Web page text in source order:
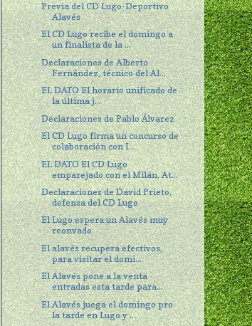
Previa del CD Lugo-Deportivo
Alavés
El CD Lugo recibe el domingo a
un finalista de la ...
Declaraciones de Alberto
Fernández, técnico del Al...
EL DATO El horario unificado de
la última j...
Declaraciones de Pablo Álvarez
El CD Lugo firma un concurso de
colaboración con I...
EL DATO El CD Lugo
emparejado con el Milán, At...
Declaraciones de David Prieto,
defensa del CD Lugo
El Lugo espera un Alavés muy
reonvado
El alavés recupera efectivos,
para visitar el domi...
El Alavés pone a la venta
entradas esta tarde para...
El Alavés juega el domingo pro
la tarde en Lugo y ...